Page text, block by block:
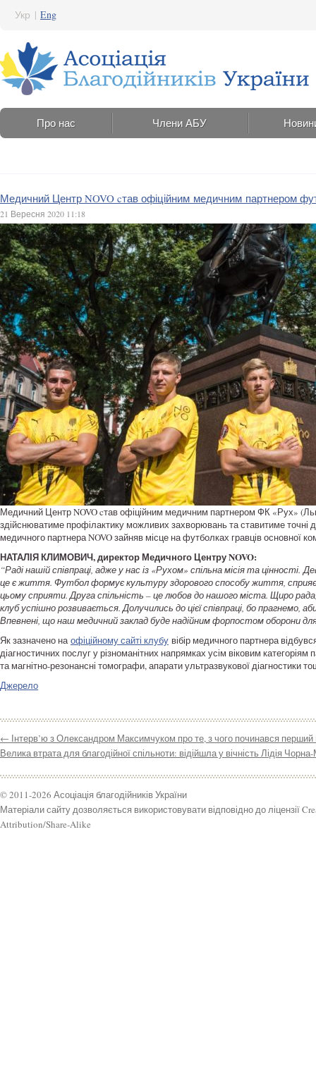
Укр | Eng
Про нас Члени АБУ
Медичний Центр NOVO cтав офіційним медичним партнером
21 Вересня 2020 11:18
Медичний Центр NOVO cтав офіційним медичним партнером ФК «Рух»
здійснюватиме профілактику можливих захворювань та ставитиме точні
медичного партнера NOVO зайняв місце на футболках гравців основної
НАТАЛІЯ КЛИМОВИЧ, директор Медичного Центру NOVO:
“Раді нашій співпраці, адже у нас із «Рухом» спільна місія та
це є життя. Футбол формує культуру здорового способу життя, сприяє
цьому сприяти. Друга спільність – це любов до нашого міста. Щиро
клуб успішно розвивається. Долучились до цієї співпраці, бо прагнемо,
Впевнені, що наш медичний заклад буде надійним форпостом оборони
Як зазначено наофіційному сайті клубу вібір медичного партнера
діагностичних послуг у різноманітних напрямках усім віковим категоріям
та магнітно-резонансні томографи, апарати ультразвукової діагностики
Джерело
← Інтерв’ю з Олександром Максимчуком про те, з чого починався перший
Велика втрата для благодійної спільноти: відійшла у вічність Лідія
© 2011-2026 Асоціація благодійників України
Матеріали сайту дозволяється використовувати відповідно до ліцензії
Attribution/Share-Alike